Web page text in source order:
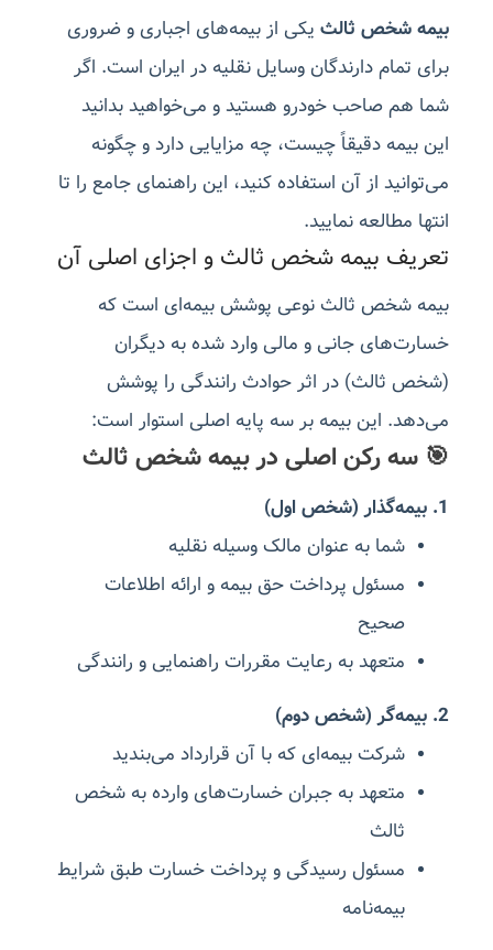
بیمه شخص ثالث یکی از بیمه‌های اجباری و ضروری
برای تمام دارندگان وسایل نقلیه در ایران است. اگر
شما هم صاحب خودرو هستید و می‌خواهید بدانید
این بیمه دقیقاً چیست، چه مزایایی دارد و چگونه
می‌توانید از آن استفاده کنید، این راهنمای جامع را تا
انتها مطالعه نمایید.
تعریف بیمه شخص ثالث و اجزای اصلی آن
بیمه شخص ثالث نوعی پوشش بیمه‌ای است که
خسارت‌های جانی و مالی وارد شده به دیگران
(شخص ثالث) در اثر حوادث رانندگی را پوشش
می‌دهد. این بیمه بر سه پایه اصلی استوار است:
🎯 سه رکن اصلی در بیمه شخص ثالث
1. بیمه‌گذار (شخص اول)
شما به عنوان مالک وسیله نقلیه
مسئول پرداخت حق بیمه و ارائه اطلاعات
صحیح
متعهد به رعایت مقررات راهنمایی و رانندگی
2. بیمه‌گر (شخص دوم)
شرکت بیمه‌ای که با آن قرارداد می‌بندید
متعهد به جبران خسارت‌های وارده به شخص
ثالث
مسئول رسیدگی و پرداخت خسارت طبق شرایط
بیمه‌نامه